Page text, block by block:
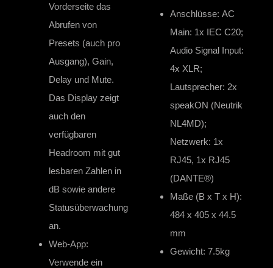
Vorderseite das
Abrufen von
Presets (auch pro
Ausgang), Gain,
Delay und Mute.
Das Display zeigt
auch den
verfügbaren
Headroom mit gut
lesbaren Zahlen in
dB sowie andere
Statusüberwachung
an.
Web-App:
Verwende ein
Anschlüsse: AC
Main: 1x IEC C20;
Audio Signal Input:
4x XLR;
Lautsprecher: 2x
speakON (Neutrik
NL4MD);
Netzwerk: 1x
RJ45, 1x RJ45
(DANTE®)
Maße (B x T x H):
484 x 405 x 44.5
mm
Gewicht: 7.5kg